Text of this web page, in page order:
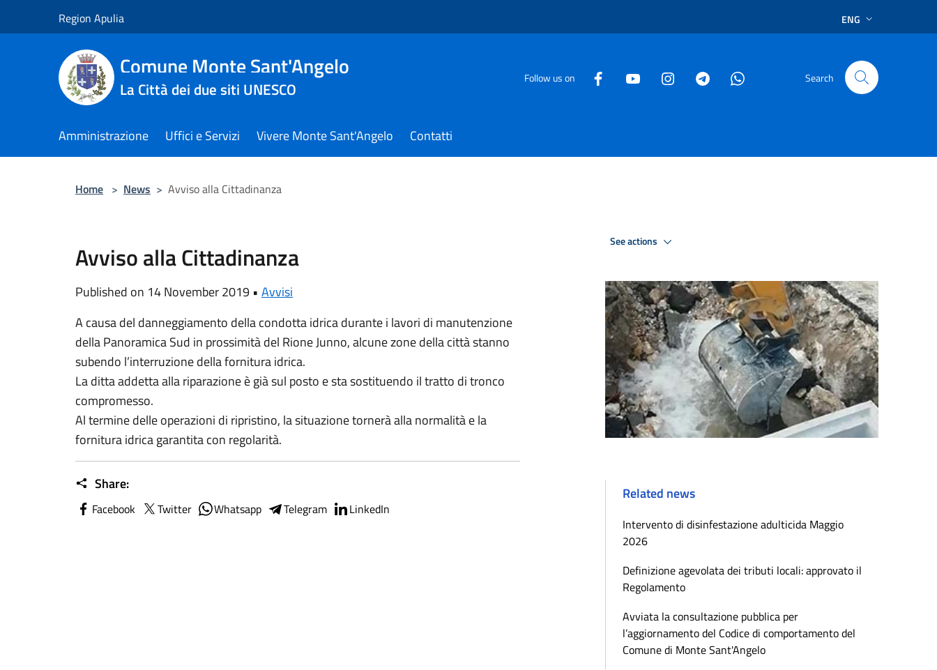
Region Apulia ENG
Comune Monte Sant'Angelo
La Città dei due siti UNESCO
Follow us on Search
Amministrazione Uffici e Servizi Vivere Monte Sant'Angelo Contatti
Home > News > Avviso alla Cittadinanza
Avviso alla Cittadinanza
Published on 14 November 2019 • Avvisi
A causa del danneggiamento della condotta idrica durante i lavori di manutenzione
della Panoramica Sud in prossimità del Rione Junno, alcune zone della città stanno
subendo l’interruzione della fornitura idrica.
La ditta addetta alla riparazione è già sul posto e sta sostituendo il tratto di tronco
compromesso.
Al termine delle operazioni di ripristino, la situazione tornerà alla normalità e la
fornitura idrica garantita con regolarità.
Share:
Facebook Twitter Whatsapp Telegram LinkedIn
See actions
Related news
Intervento di disinfestazione adulticida Maggio
2026
Definizione agevolata dei tributi locali: approvato il
Regolamento
Avviata la consultazione pubblica per
l’aggiornamento del Codice di comportamento del
Comune di Monte Sant'Angelo